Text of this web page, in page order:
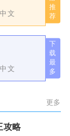
文
文
更多
攻略